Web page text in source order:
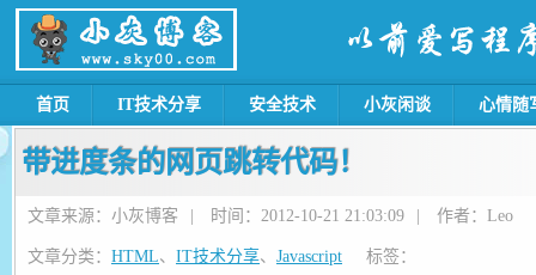
首页 IT技术分享 安全技术 小灰闲谈 心情随
带进度条的网页跳转代码！
文章来源：小灰博客 时间：2012-10-21 21:03:09 作者：Leo
文章分类： HTML、 IT技术分享、 Javascript 标签：